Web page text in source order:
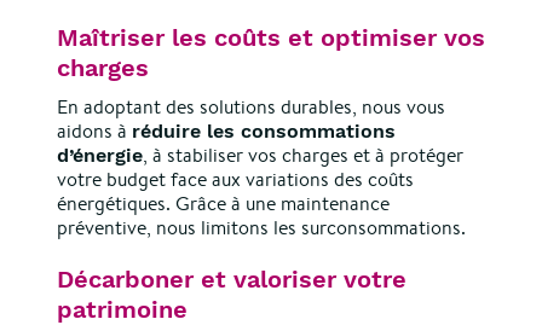
Maîtriser les coûts et optimiser vos
charges
En adoptant des solutions durables, nous vous
aidons à réduire les consommations
d’énergie, à stabiliser vos charges et à protéger
votre budget face aux variations des coûts
énergétiques. Grâce à une maintenance
préventive, nous limitons les surconsommations.
Décarboner et valoriser votre
patrimoine